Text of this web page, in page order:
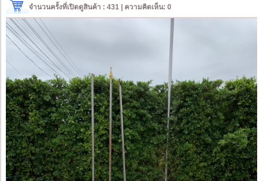
จำนวนครั้งที่เปิดดูสินค้า : 431 | ความคิดเห็น: 0